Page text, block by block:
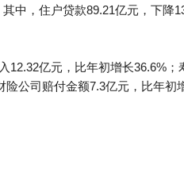
中，住户贷款89.21亿元，下降
12.32亿元，比年初增长36.6%；
公司赔付金额7.3亿元，比年初